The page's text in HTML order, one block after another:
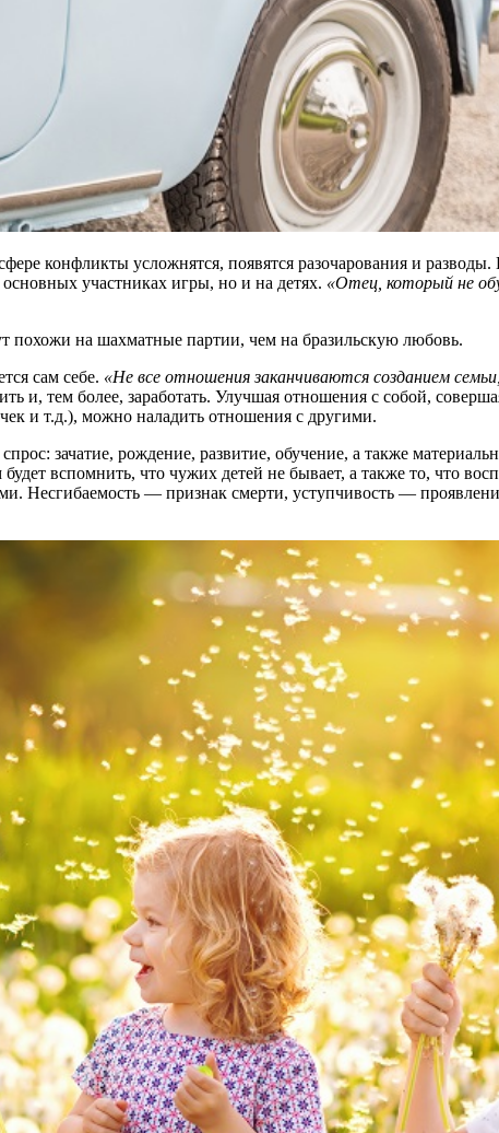
конфликты усложнятся, появятся разочарования и
участниках игры, но и на детях. «Отец, который не
похожи на шахматные партии, чем на бразильскую любовь.
сам себе. «Не все отношения заканчиваются созданием
и, тем более, заработать. Улучшая отношения с собой,
и т.д.), можно наладить отношения с другими.
зачатие, рождение, развитие, обучение, а также
вспомнить, что чужих детей не бывает, а также то, что
Несгибаемость — признак смерти, уступчивость —